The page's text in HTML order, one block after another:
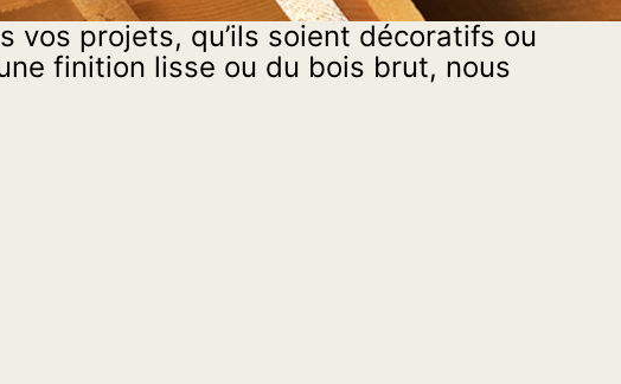
vos projets, qu’ils soient décoratifs ou
finition lisse ou du bois brut, nous